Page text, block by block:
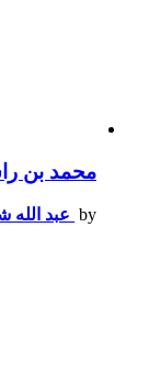
محمد بن
by عبد الله